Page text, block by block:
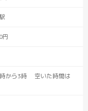
円
から3時 空いた時間は